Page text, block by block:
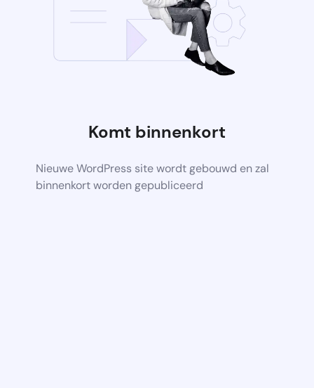
Komt binnenkort
Nieuwe WordPress site wordt gebouwd en zal
binnenkort worden gepubliceerd